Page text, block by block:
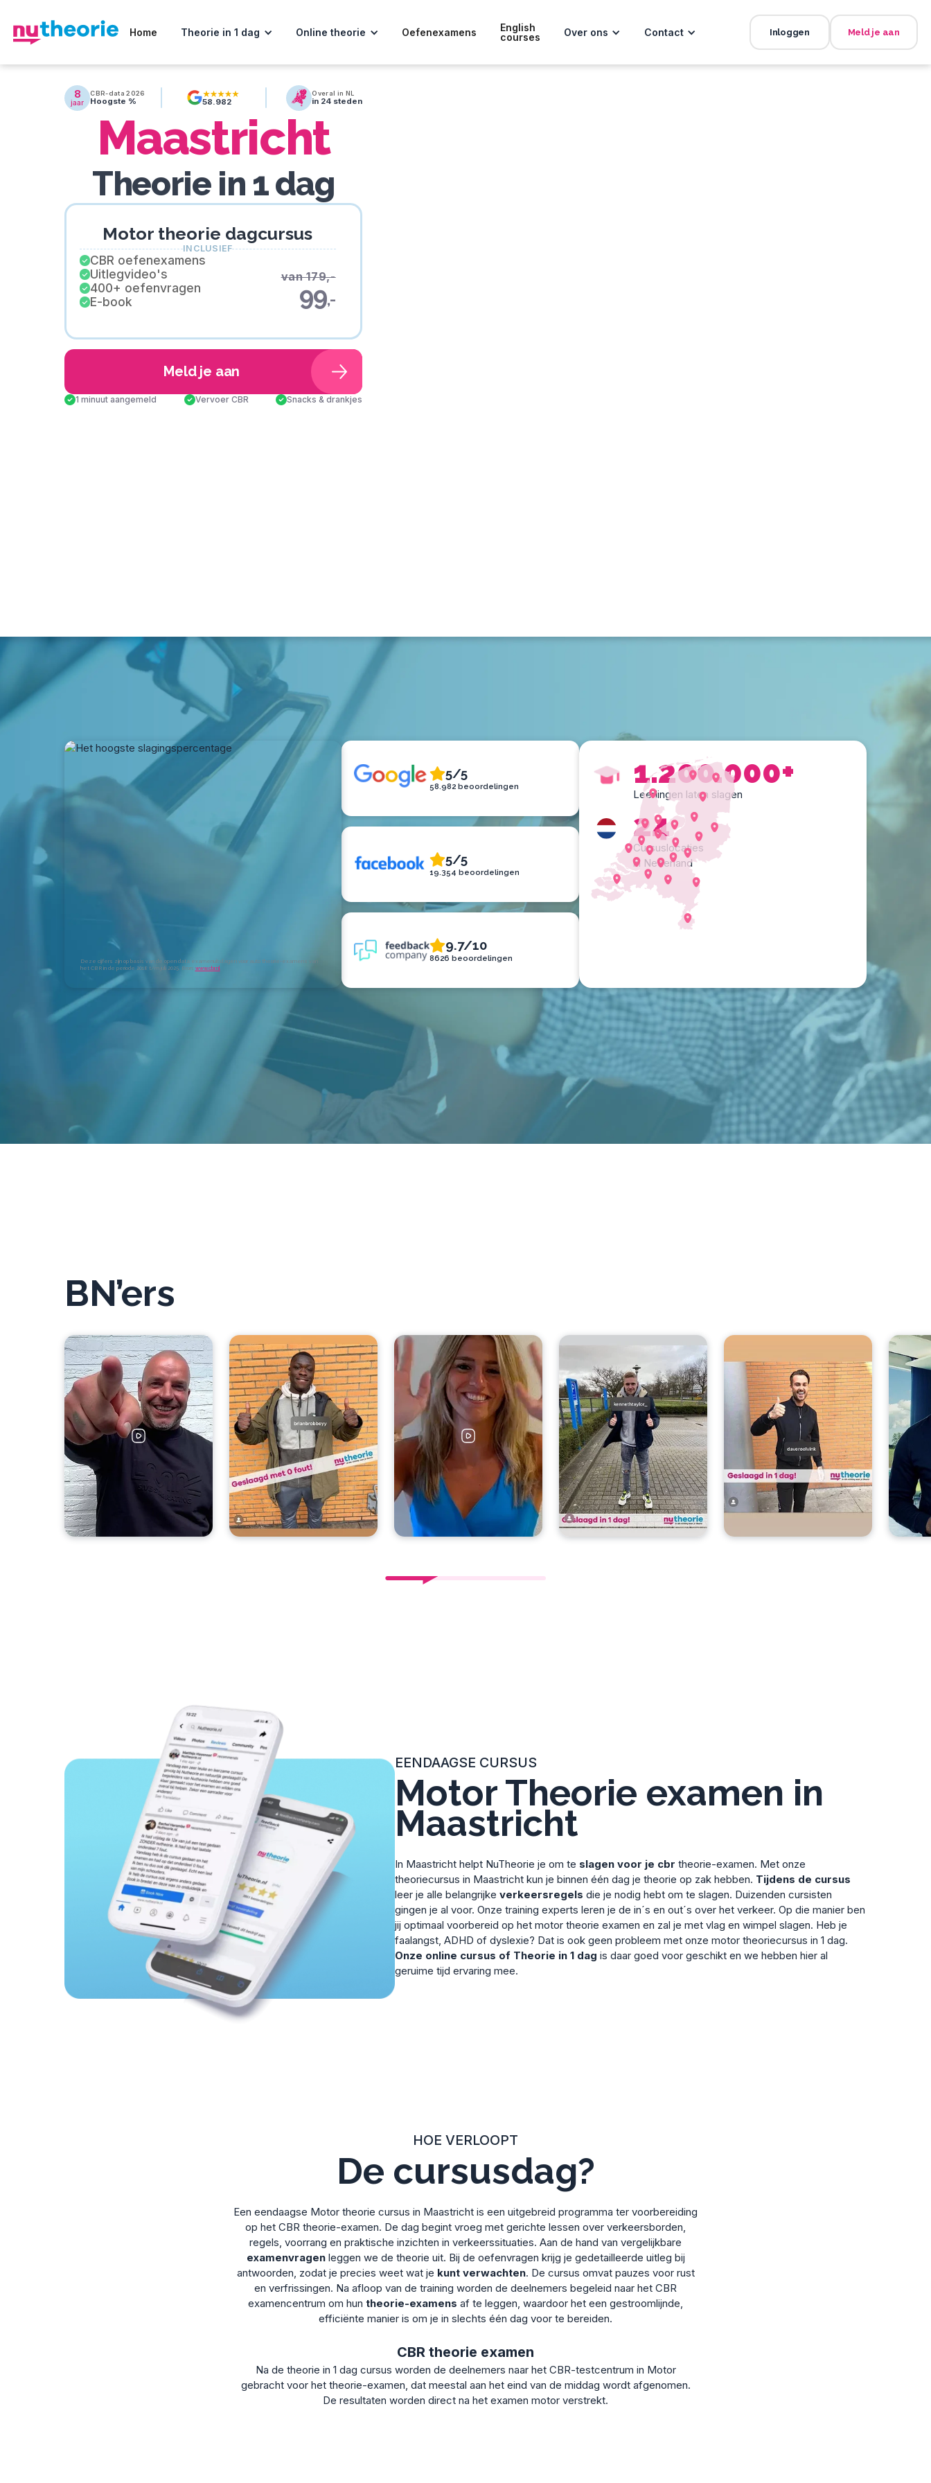
Home Theorie in 1 dag Online theorie Oefenexamens
English
courses
Over ons Contact Inloggen Meld je aan
8
jaar
CBR-data 2026
Hoogste % 58.982
Overal in NL
in 24 steden
Maastricht
Theorie in 1 dag
Motor theorie dagcursus
INCLUSIEF
CBR oefenexamens
Uitlegvideo's
400+ oefenvragen
E-book
van 179,-
99,-
Meld je aan
1 minuut aangemeld Vervoer CBR Snacks & drankjes
Deze cijfers zijn op basis van de open data examenuitslagen voor auto theorie-examens van
het CBR in de periode 2018 t/m juli 2025. Bron: www.cbr.nl
5/5
58.982 beoordelingen
5/5
19.354 beoordelingen
9.7/10
8626 beoordelingen
1.200.000+
Leerlingen laten slagen
24
Cursuslocaties
in Nederland
BN’ers
EENDAAGSE CURSUS
Motor Theorie examen in
Maastricht
In Maastricht helpt NuTheorie je om te slagen voor je cbr theorie-examen. Met onze
theoriecursus in Maastricht kun je binnen één dag je theorie op zak hebben. Tijdens de cursus
leer je alle belangrijkeverkeersregels die je nodig hebt om te slagen. Duizenden cursisten
gingen je al voor. Onze training experts leren je de in´s en out´s over het verkeer. Op die manier ben
jij optimaal voorbereid op het motor theorie examen en zal je met vlag en wimpel slagen. Heb je
faalangst, ADHD of dyslexie? Dat is ook geen probleem met onze motor theoriecursus in 1 dag.
Onze online cursus of Theorie in 1 dag is daar goed voor geschikt en we hebben hier al
geruime tijd ervaring mee.
HOE VERLOOPT
De cursusdag?
Een eendaagse Motor theorie cursus in Maastricht is een uitgebreid programma ter voorbereiding
op het CBR theorie-examen. De dag begint vroeg met gerichte lessen over verkeersborden,
regels, voorrang en praktische inzichten in verkeerssituaties. Aan de hand van vergelijkbare
examenvragenleggen we de theorie uit. Bij de oefenvragen krijg je gedetailleerde uitleg bij
antwoorden, zodat je precies weet wat je kunt verwachten. De cursus omvat pauzes voor rust
en verfrissingen. Na afloop van de training worden de deelnemers begeleid naar het CBR
examencentrum om hun theorie-examens af te leggen, waardoor het een gestroomlijnde,
efficiënte manier is om je in slechts één dag voor te bereiden.
CBR theorie examen
Na de theorie in 1 dag cursus worden de deelnemers naar het CBR-testcentrum in Motor
gebracht voor het theorie-examen, dat meestal aan het eind van de middag wordt afgenomen.
De resultaten worden direct na het examen motor verstrekt.